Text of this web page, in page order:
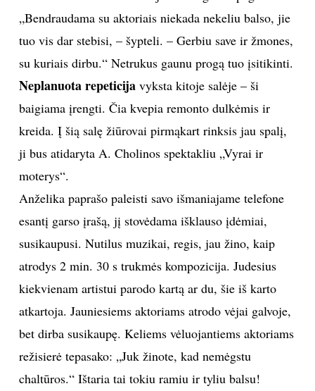
„Bendraudama su aktoriais niekada nekeliu balso, jie
tuo vis dar stebisi, – šypteli. – Gerbiu save ir žmones,
su kuriais dirbu.“ Netrukus gaunu progą tuo įsitikinti.
Neplanuota repeticija vyksta kitoje salėje – ši
baigiama įrengti. Čia kvepia remonto dulkėmis ir
kreida. Į šią salę žiūrovai pirmąkart rinksis jau spalį,
ji bus atidaryta A. Cholinos spektakliu „Vyrai ir
moterys“.
Anželika paprašo paleisti savo išmaniajame telefone
esantį garso įrašą, jį stovėdama išklauso įdėmiai,
susikaupusi. Nutilus muzikai, regis, jau žino, kaip
atrodys 2 min. 30 s trukmės kompozicija. Judesius
kiekvienam artistui parodo kartą ar du, šie iš karto
atkartoja. Jauniesiems aktoriams atrodo vėjai galvoje,
bet dirba susikaupę. Keliems vėluojantiems aktoriams
režisierė tepasako: „Juk žinote, kad nemėgstu
chaltūros.“ Ištaria tai tokiu ramiu ir tyliu balsu!